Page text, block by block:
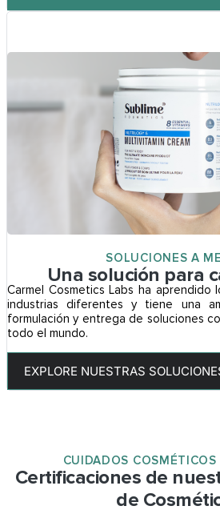
SOLUCIONES A
Una solución para
Carmel Cosmetics Labs ha aprendido
industrias diferentes y tiene una
formulación y entrega de soluciones
todo el mundo.
EXPLORE NUESTRAS
CUIDADOS
Certificaciones de
de